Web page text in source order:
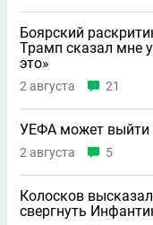
Боярский
Трамп сказал мне
это»
2 августа 21
УЕФА может
2 августа 5
Колосков
свергнуть